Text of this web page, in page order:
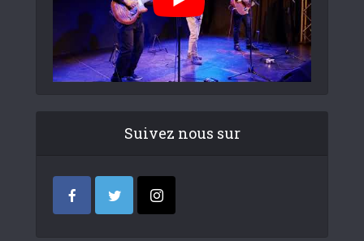
Suivez nous sur